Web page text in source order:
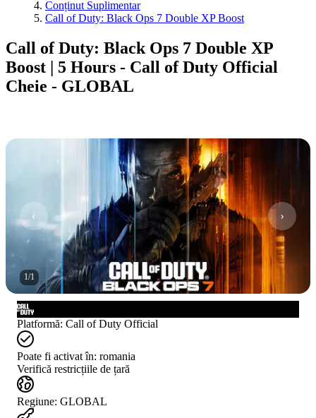
Conținut Suplimentar
Call of Duty: Black Ops 7 Double XP Boost
Call of Duty: Black Ops 7 Double XP
Boost | 5 Hours - Call of Duty Official
Cheie - GLOBAL
1/1
Platformă: Call of Duty Official
Poate fi activat în: romania
Verifică restricțiile de țară
Regiune: GLOBAL